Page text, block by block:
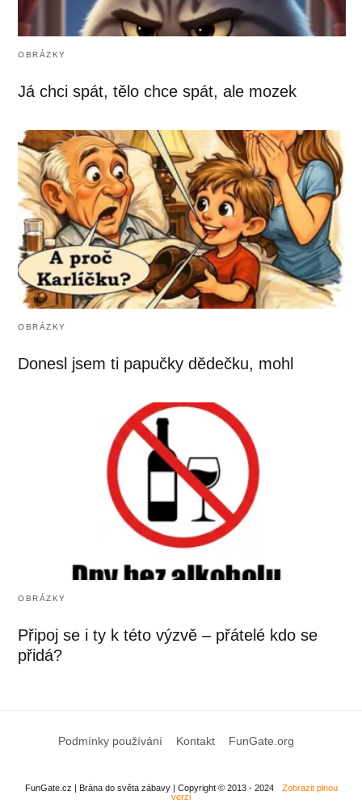
OBRÁZKY
Já chci spát, tělo chce spát, ale mozek
OBRÁZKY
Donesl jsem ti papučky dědečku, mohl
OBRÁZKY
Připoj se i ty k této výzvě – přátelé kdo se
přidá?
Podmínky používání Kontakt FunGate.org
FunGate.cz | Brána do světa zábavy | Copyright © 2013 - 2024
Zobrazit plnou
verzi